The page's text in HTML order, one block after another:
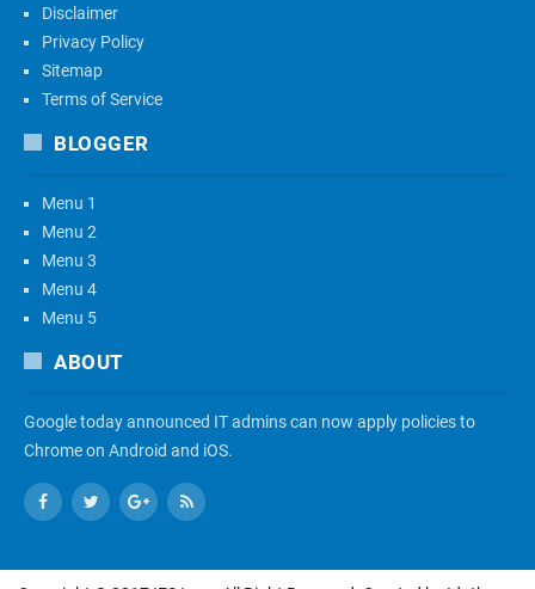
Disclaimer
Privacy Policy
Sitemap
Terms of Service
BLOGGER
Menu 1
Menu 2
Menu 3
Menu 4
Menu 5
ABOUT
Google today announced IT admins can now apply policies to
Chrome on Android and iOS.